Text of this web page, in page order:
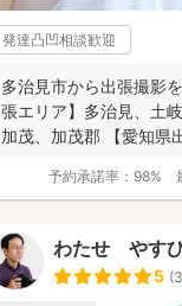
発達凸凹相談歓迎
多治見市から出張撮影
張エリア】多治見、土
加茂、加茂郡 【愛知県
予約承諾率： 98%
わたせ やす
5 (